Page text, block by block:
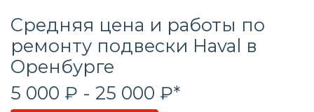
Средняя цена и работы по
ремонту подвески Haval в
Оренбурге
5 000 ₽ - 25 000 ₽*